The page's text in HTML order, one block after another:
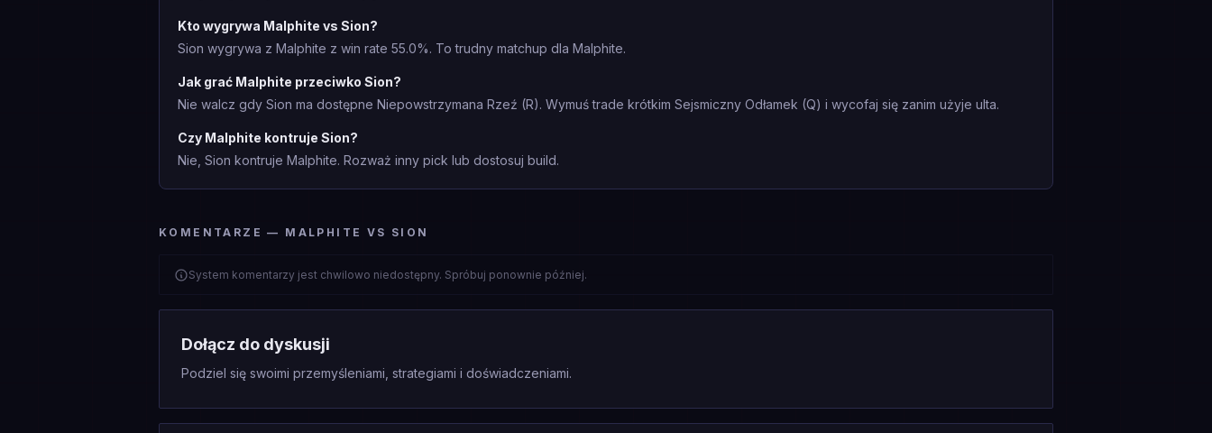
Kto wygrywa Malphite vs Sion?
Sion wygrywa z Malphite z win rate 55.0%. To trudny matchup dla Malphite.
Jak grać Malphite przeciwko Sion?
Nie walcz gdy Sion ma dostępne Niepowstrzymana Rzeź (R). Wymuś trade krótkim Sejsmiczny Odłamek (Q) i wycofaj się zanim użyje ulta.
Czy Malphite kontruje Sion?
Nie, Sion kontruje Malphite. Rozważ inny pick lub dostosuj build.
KOMENTARZE — MALPHITE VS SION
System komentarzy jest chwilowo niedostępny. Spróbuj ponownie później.
Dołącz do dyskusji
Podziel się swoimi przemyśleniami, strategiami i doświadczeniami.